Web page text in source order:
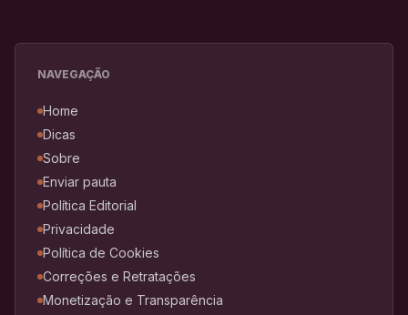
NAVEGAÇÃO
Home
Dicas
Sobre
Enviar pauta
Política Editorial
Privacidade
Política de Cookies
Correções e Retratações
Monetização e Transparência